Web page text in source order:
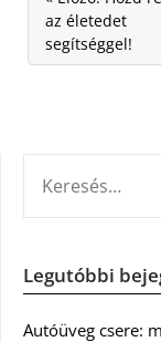
az életedet
segítséggel!
Legutóbbi
Autóüveg csere: